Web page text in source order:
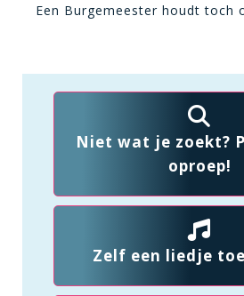
Een Burgemeester houdt toch
Niet wat je zoekt?
oproep!
Zelf een liedje